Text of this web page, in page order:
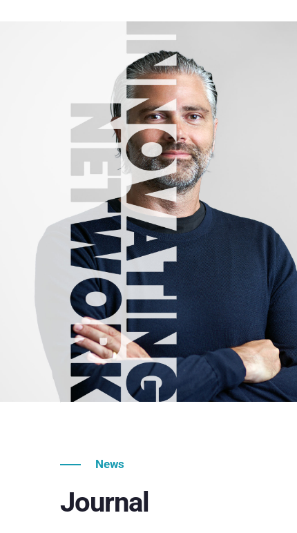
News
Journal